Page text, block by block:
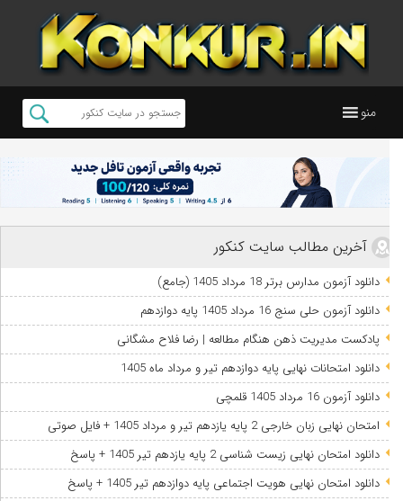
منو
آخرین مطالب سایت کنکور
دانلود آزمون مدارس برتر 18 مرداد 1405 (جامع)
دانلود آزمون حلی سنج 16 مرداد 1405 پایه دوازدهم
پادکست مدیریت ذهن هنگام مطالعه | رضا فلاح مشگانی
دانلود امتحانات نهایی پایه دوازدهم تیر و مرداد ماه 1405
دانلود آزمون 16 مرداد 1405 قلمچی
امتحان نهایی زبان خارجی 2 پایه یازدهم تیر و مرداد 1405 + فایل صوتی
دانلود امتحان نهایی زیست شناسی 2 پایه یازدهم تیر 1405 + پاسخ
دانلود امتحان نهایی هویت اجتماعی پایه دوازدهم تیر 1405 + پاسخ